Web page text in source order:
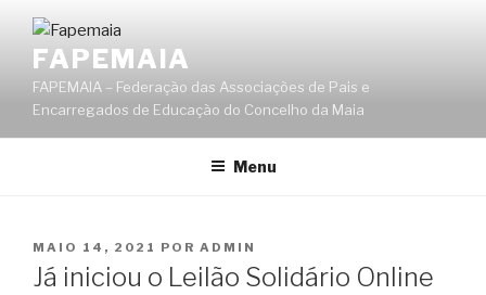
conteúdo
FAPEMAIA
FAPEMAIA – Federação das Associações de Pais e
Encarregados de Educação do Concelho da Maia
Menu
PUBLICADO
EM
MAIO 14, 2021 POR ADMIN
Já iniciou o Leilão Solidário Online